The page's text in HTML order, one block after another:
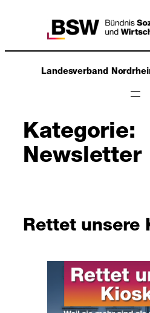
Landesverband
Kategorie:
Newsletter
Rettet unsere